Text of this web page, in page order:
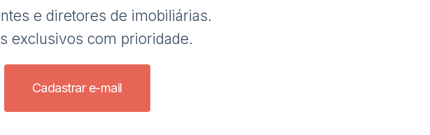
e diretores de imobiliárias.
exclusivos com prioridade.
Cadastrar e-mail